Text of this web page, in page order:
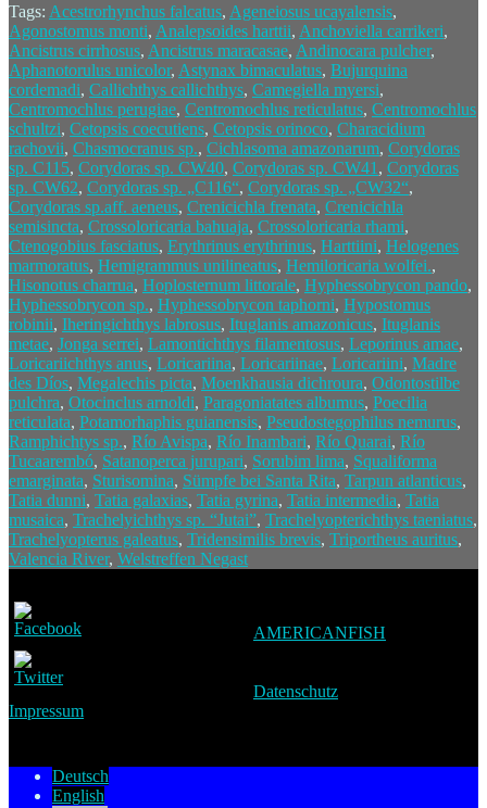
Tags: Acestrorhynchus falcatus, Ageneiosus ucayalensis,
Agonostomus monti, Analepsoides harttii, Anchoviella carrikeri,
Ancistrus cirrhosus, Ancistrus maracasae, Andinocara pulcher,
Aphanotorulus unicolor, Astynax bimaculatus, Bujurquina
cordemadi, Callichthys callichthys, Camegiella myersi,
Centromochlus perugiae, Centromochlus reticulatus, Centromochlus
schultzi, Cetopsis coecutiens, Cetopsis orinoco, Characidium
rachovii, Chasmocranus sp., Cichlasoma amazonarum, Corydoras
sp. C115, Corydoras sp. CW40, Corydoras sp. CW41 , Corydoras
sp. CW62, Corydoras sp. „C116“, Corydoras sp. „CW32“,
Corydoras sp.aff. aeneus, Crenicichla frenata, Crenicichla
semisincta, Crossoloricaria bahuaja, Crossoloricaria rhami,
Ctenogobius fasciatus, Erythrinus erythrinus, Harttiini, Helogenes
marmoratus, Hemigrammus unilineatus, Hemiloricaria wolfei.,
Hisonotus charrua, Hoplosternum littorale, Hyphessobrycon pando,
Hyphessobrycon sp., Hyphessobrycon taphorni, Hypostomus
robinii, Iheringichthys labrosus, Ituglanis amazonicus, Ituglanis
metae, Jonga serrei, Lamontichthys filamentosus, Leporinus amae,
Loricariichthys anus, Loricariina, Loricariinae, Loricariini, Madre
des Díos, Megalechis picta, Moenkhausia dichroura, Odontostilbe
pulchra, Otocinclus arnoldi, Paragoniatates albumus, Poecilia
reticulata, Potamorhaphis guianensis, Pseudostegophilus nemurus,
Ramphichtys sp., Río Avispa, Río Inambari, Río Quarai, Río
Tucaarembó, Satanoperca jurupari, Sorubim lima, Squaliforma
emarginata, Sturisomina, Sümpfe bei Santa Rita, Tarpun atlanticus,
Tatia dunni, Tatia galaxias, Tatia gyrina, Tatia intermedia, Tatia
musaica, Trachelyichthys sp. “Jutai”, Trachelyopterichthys taeniatus,
Trachelyopterus galeatus, Tridensimilis brevis, Triportheus auritus,
Valencia River, Welstreffen Negast
AMERICANFISH
Datenschutz
Impressum
Deutsch
English